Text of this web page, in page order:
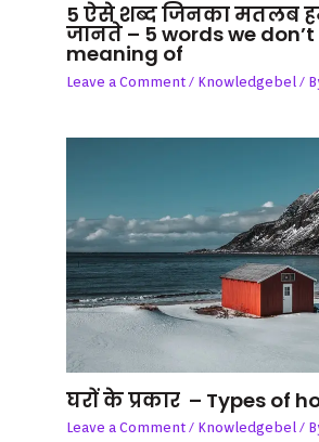
5 ऐसे शब्द जिनका मतलब
जानते – 5 words we
meaning of
Leave a Comment / Knowledgebel /
घरों के प्रकार – Types of
Leave a Comment / Knowledgebel /